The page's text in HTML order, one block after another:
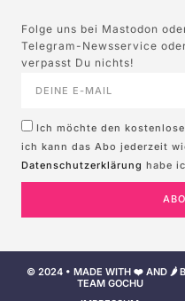
Folge uns bei Mastodon
Telegram-Newsservice
verpasst Du nichts!
Ich möchte den
ich kann das Abo jederzeit
Datenschutzerklärung habe
© 2024 • MADE WITH ❤️ AND 🌶️
TEAM GOCHU